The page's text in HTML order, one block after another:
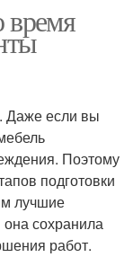
время
Даже если вы
Поэтому
подготовки
лучшие
сохранила
работ.